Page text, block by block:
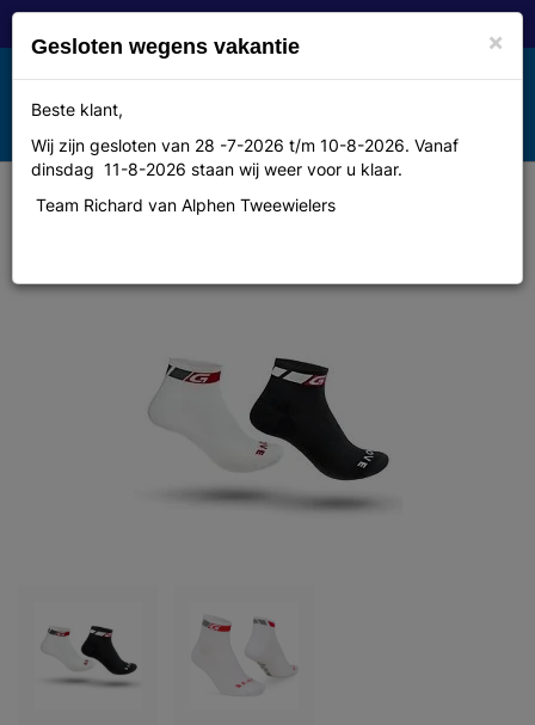
Toggle
navigation
MENU
Gripgrab Sock, cycling Low Cut
×
Gesloten wegens vakantie
Beste klant,
Wij zijn gesloten van 28 -7-2026 t/m 10-8-2026. Vanaf
dinsdag 11-8-2026 staan wij weer voor u klaar.
Team Richard van Alphen Tweewielers